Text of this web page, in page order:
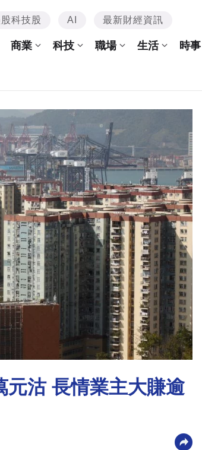
科技股 AI 最新財經資訊
商業 科技 職場 生活 時事
元沽 長情業主大賺逾